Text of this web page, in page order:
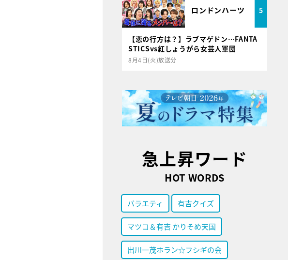
ロンドンハーツ 5
【恋の行方は？】ラブマゲドン…FANTA
STICSvs紅しょうがら女芸人軍団
8月4日(火)放送分
急上昇ワード
HOT WORDS
バラエティ 有吉クイズ
マツコ＆有吉 かりそめ天国
出川一茂ホラン☆フシギの会